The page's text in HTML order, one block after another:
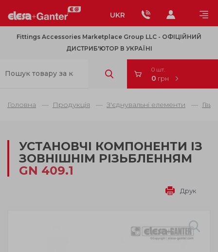
UKR
Fittings Accessories Marketplace Group LLC - OФІЦІЙНИЙ
ДИСТРИБ'ЮТОР В УКРАЇНІ
0 шт.
0 грн
Головна Продукція З'єднувальні елементи
УСТАНОВЧІ КОМПОНЕНТИ ІЗ
ЗОВНІШНІМ РІЗЬБЛЕННЯМ
GN 409.1
Друк